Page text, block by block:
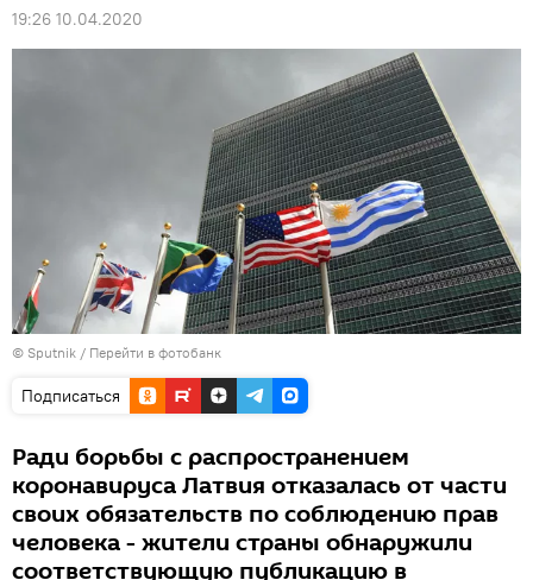
19:26 10.04.2020
© Sputnik / Перейти в фотобанк
Подписаться
Ради борьбы с распространением
коронавируса Латвия отказалась от части
своих обязательств по соблюдению прав
человека - жители страны обнаружили
соответствующую публикацию в